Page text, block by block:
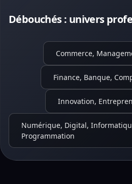
Débouchés : univers
Commerce,
Finance, Banque,
Innovation,
Numérique, Digital,
Programmation